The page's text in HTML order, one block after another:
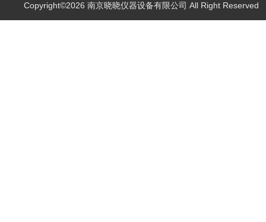
Copyright©2026 南京晓晓仪器设备有限公司 All Right